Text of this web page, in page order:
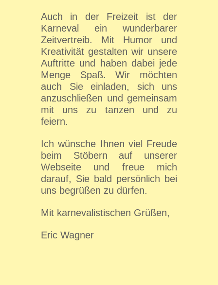
Auch in der Freizeit ist der
Karneval ein wunderbarer
Zeitvertreib. Mit Humor und
Kreativität gestalten wir unsere
Auftritte und haben dabei jede
Menge Spaß. Wir möchten
auch Sie einladen, sich uns
anzuschließen und gemeinsam
mit uns zu tanzen und zu
feiern.
Ich wünsche Ihnen viel Freude
beim Stöbern auf unserer
Webseite und freue mich
darauf, Sie bald persönlich bei
uns begrüßen zu dürfen.
Mit karnevalistischen Grüßen,
Eric Wagner